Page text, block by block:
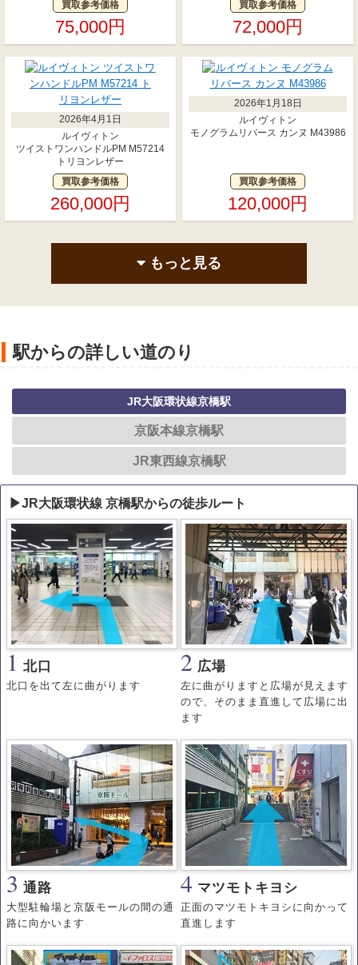
買取参考価格
75,000円
買取参考価格
72,000円
2026年4月1日
ルイヴィトン
ツイストワンハンドルPM M57214
トリヨンレザー
買取参考価格
260,000円
2026年1月18日
ルイヴィトン
モノグラムリバース カンヌ M43986
買取参考価格
120,000円
もっと見る
駅からの詳しい道のり
JR大阪環状線京橋駅
京阪本線京橋駅
JR東西線京橋駅
▶JR大阪環状線 京橋駅からの徒歩ルート
1 北口
北口を出て左に曲がります
2 広場
左に曲がりますと広場が見えます
ので、そのまま直進して広場に出
ます
3 通路
大型駐輪場と京阪モールの間の通
路に向かいます
4 マツモトキヨシ
正面のマツモトキヨシに向かって
直進します